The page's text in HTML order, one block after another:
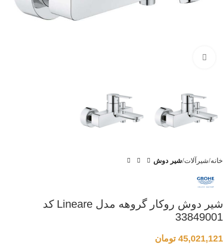
خانه شیرآلات شیر دوش
شیر دوش روکار گروهه مدل Lineare کد
33849001
45,021,121 تومان